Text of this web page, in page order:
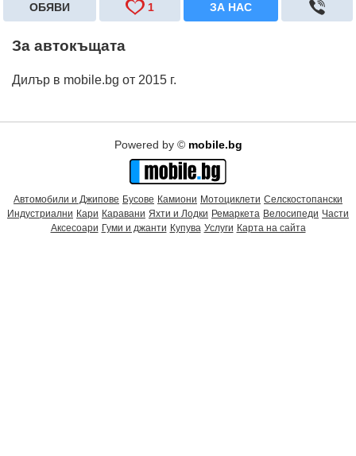
ОБЯВИ 1 ЗА НАС
За автокъщата
Дилър в mobile.bg от 2015 г.
Powered by © mobile.bg
Автомобили и Джипове Бусове Камиони Мотоциклети Селскостопански
Индустриални Кари Каравани Яхти и Лодки Ремаркета Велосипеди Части
Аксесоари Гуми и джанти Купува Услуги Карта на сайта